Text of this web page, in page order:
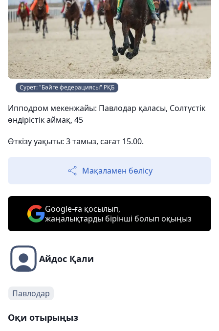
Сурет: "Бәйге федерациясы" РҚБ
Ипподром мекенжайы: Павлодар қаласы, Солтүстік
өндірістік аймақ, 45
Өткізу уақыты: 3 тамыз, сағат 15.00.
Мақаламен бөлісу
Google-ға қосылып,
жаңалықтарды бірінші болып оқыңыз
Айдос Қали
Павлодар
Оқи отырыңыз